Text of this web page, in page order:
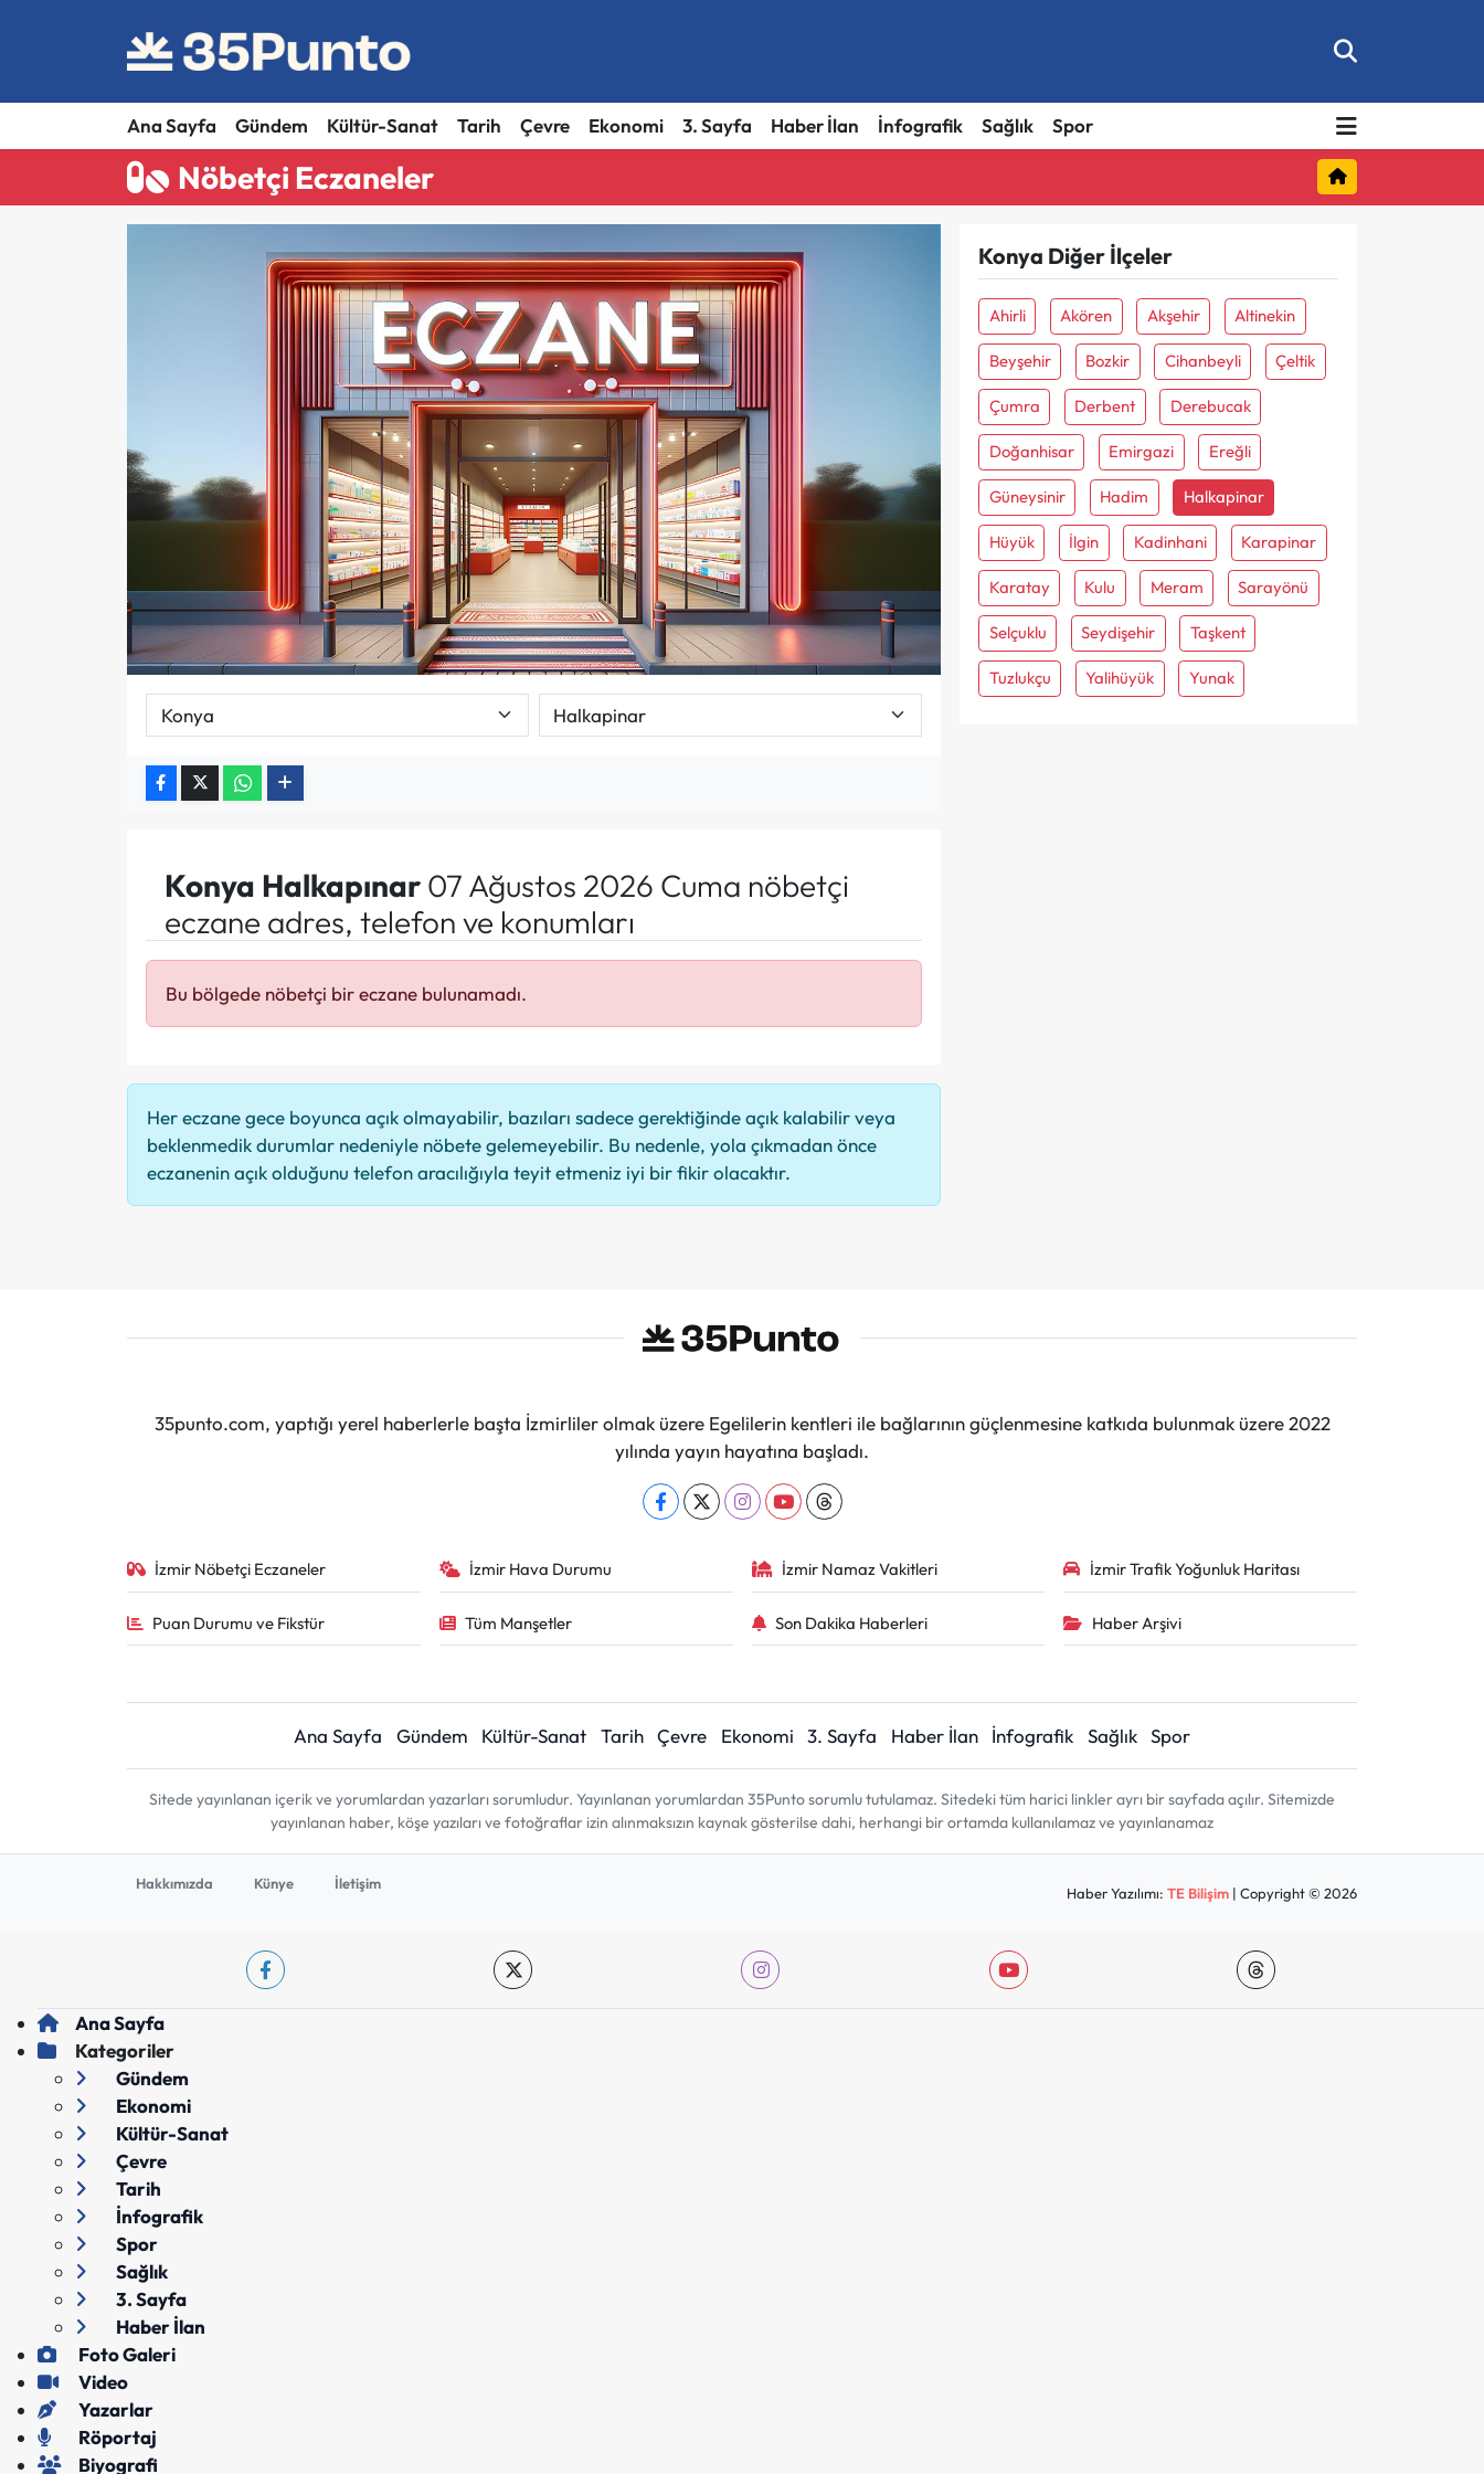
Ana Sayfa Gündem Kültür-Sanat Tarih Çevre Ekonomi 3. Sayfa Haber İlan İnfografik Sağlık Spor
Nöbetçi Eczaneler
Konya Halkapınar07 Ağustos 2026 Cuma nöbetçi
eczane adres, telefon ve konumları
Bu bölgede nöbetçi bir eczane bulunamadı.
Her eczane gece boyunca açık olmayabilir, bazıları sadece gerektiğinde açık kalabilir veya
beklenmedik durumlar nedeniyle nöbete gelemeyebilir. Bu nedenle, yola çıkmadan önce
eczanenin açık olduğunu telefon aracılığıyla teyit etmeniz iyi bir fikir olacaktır.
Konya Diğer İlçeler
Ahirli Akören Akşehir Altinekin
Beyşehir Bozkir Cihanbeyli Çeltik
Çumra Derbent Derebucak
Doğanhisar Emirgazi Ereğli
Güneysinir Hadim Halkapinar
Hüyük İlgin Kadinhani Karapinar
Karatay Kulu Meram Sarayönü
Selçuklu Seydişehir Taşkent
Tuzlukçu Yalihüyük Yunak
35punto.com, yaptığı yerel haberlerle başta İzmirliler olmak üzere Egelilerin kentleri ile bağlarının güçlenmesine katkıda bulunmak üzere 2022
yılında yayın hayatına başladı.
İzmir Nöbetçi Eczaneler İzmir Hava Durumu İzmir Namaz Vakitleri İzmir Trafik Yoğunluk Haritası
Puan Durumu ve Fikstür Tüm Manşetler Son Dakika Haberleri Haber Arşivi
Ana Sayfa Gündem Kültür-Sanat Tarih Çevre Ekonomi 3. Sayfa Haber İlan İnfografik Sağlık Spor
Sitede yayınlanan içerik ve yorumlardan yazarları sorumludur. Yayınlanan yorumlardan 35Punto sorumlu tutulamaz. Sitedeki tüm harici linkler ayrı bir sayfada açılır. Sitemizde
yayınlanan haber, köşe yazıları ve fotoğraflar izin alınmaksızın kaynak gösterilse dahi, herhangi bir ortamda kullanılamaz ve yayınlanamaz
Hakkımızda Künye İletişim
Haber Yazılımı:TE Bilişim | Copyright © 2026
Ana Sayfa
Kategoriler
Gündem
Ekonomi
Kültür-Sanat
Çevre
Tarih
İnfografik
Spor
Sağlık
3. Sayfa
Haber İlan
Foto Galeri
Video
Yazarlar
Röportaj
Biyografi